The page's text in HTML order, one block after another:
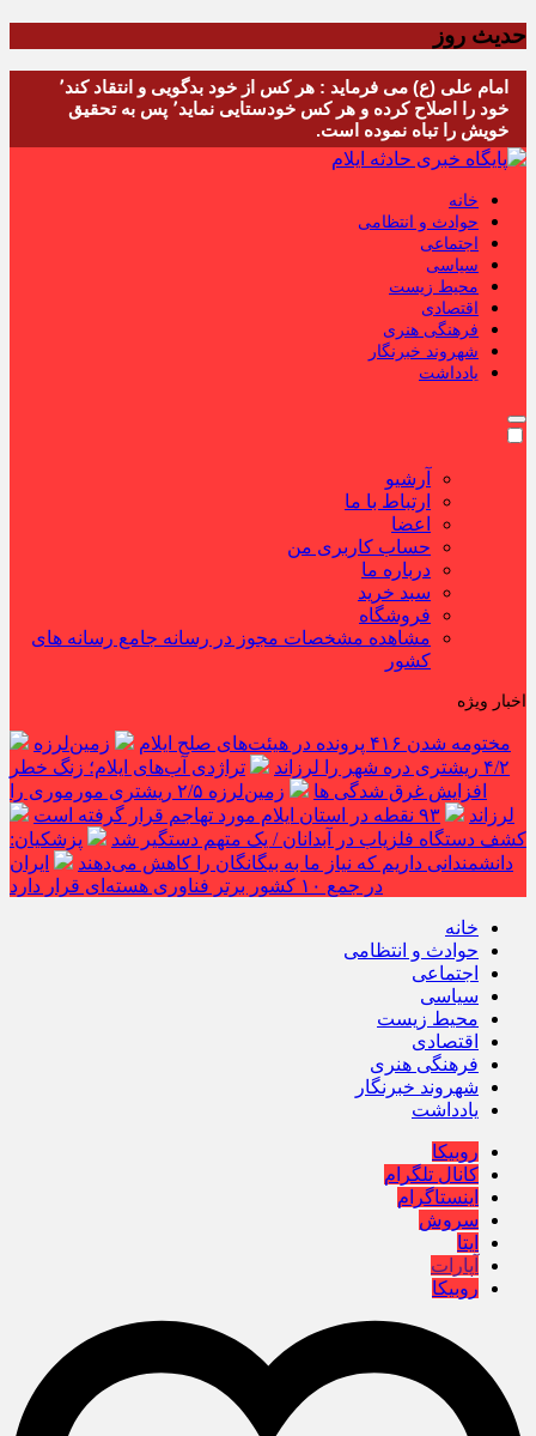
حدیث روز
امام علی (ع) می فرماید : هر کس از خود بدگویی و انتقاد کند٬
خود را اصلاح کرده و هر کس خودستایی نماید٬ پس به تحقیق
خویش را تباه نموده است.
خانه
حوادث و انتظامی
اجتماعی
سیاسی
محیط زیست
اقتصادی
فرهنگی هنری
شهروند خبرنگار
یادداشت
آرشیو
ارتباط با ما
اعضا
حساب کاربری من
درباره ما
سبد خرید
فروشگاه
مشاهده مشخصات مجوز در رسانه جامع رسانه های
کشور
اخبار ویژه
مختومه شدن ۴۱۶ پرونده در هیئت‌های صلح ایلام
زمین‌لرزه
۴/۲ ریشتری دره شهر را لرزاند
تراژدی آب‌های ایلام؛ زنگ خطر
افزایش غرق شدگی ها
زمین‌لرزه ۲/۵ ریشتری مورموری را
لرزاند
۹۳ نقطه در استان ایلام مورد تهاجم قرار گرفته است
کشف دستگاه فلزیاب در آبدانان / یک متهم دستگیر شد
پزشکیان:
دانشمندانی داریم که نیاز ما به بیگانگان را کاهش می‌دهند
ایران
در جمع ۱۰ کشور برتر فناوری هسته‌ای قرار دارد
خانه
حوادث و انتظامی
اجتماعی
سیاسی
محیط زیست
اقتصادی
فرهنگی هنری
شهروند خبرنگار
یادداشت
روبیکا
کانال تلگرام
اینستاگرام
سروش
ایتا
آپارات
روبیکا